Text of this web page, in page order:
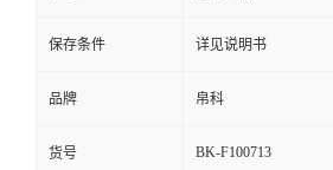
保存条件 详见说明书
品牌 帛科
货号 BK-F100713